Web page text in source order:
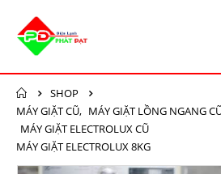
SHOP
MÁY GIẶT CŨ, MÁY GIẶT LỒNG NGANG
MÁY GIẶT ELECTROLUX CŨ
MÁY GIẶT ELECTROLUX 8KG